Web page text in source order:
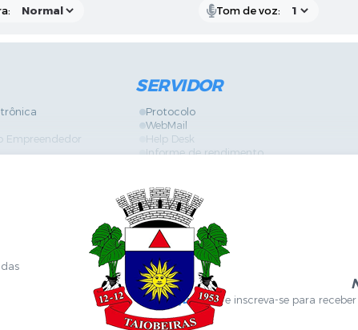
Tom de voz:
Empreendedor
SERVIDOR
Protocolo
WebMail
Help Desk
Informe de rendimento
GPI
Diário Oficial
Fale com RH
SGDI - Sistema de Gerência de
Concurso Público e Processo Seletivo
Portal da Atenção Primaria
Clique aquie inscreva-se para